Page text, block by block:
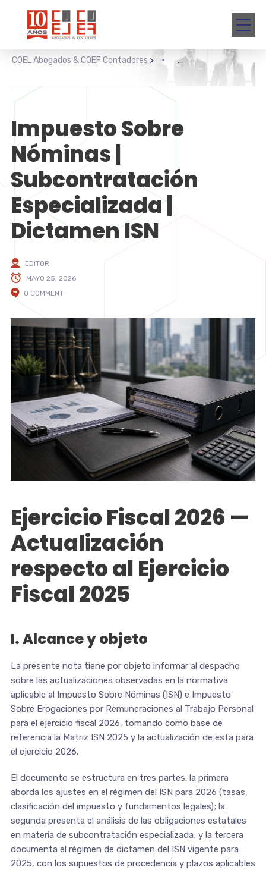
COEL Abogados & COEF Contadores >
Impuesto Sobre
Nóminas |
Subcontratación
Especializada |
Dictamen ISN
EDITOR
MAYO 25, 2026
0 COMMENT
Ejercicio Fiscal 2026 —
Actualización
respecto al Ejercicio
Fiscal 2025
I. Alcance y objeto
La presente nota tiene por objeto informar al despacho
sobre las actualizaciones observadas en la normativa
aplicable al Impuesto Sobre Nóminas (ISN) e Impuesto
Sobre Erogaciones por Remuneraciones al Trabajo Personal
para el ejercicio fiscal 2026, tomando como base de
referencia la Matriz ISN 2025 y la actualización de esta para
el ejercicio 2026.
El documento se estructura en tres partes: la primera
aborda los ajustes en el régimen del ISN para 2026 (tasas,
clasificación del impuesto y fundamentos legales); la
segunda presenta el análisis de las obligaciones estatales
en materia de subcontratación especializada; y la tercera
documenta el régimen de dictamen del ISN vigente para
2025, con los supuestos de procedencia y plazos aplicables